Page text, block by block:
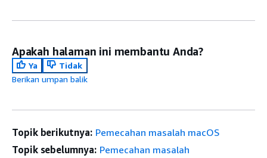
Apakah halaman ini membantu Anda?
Ya
Tidak
Berikan umpan balik
Topik berikutnya: Pemecahan masalah macOS
Topik sebelumnya: Pemecahan masalah